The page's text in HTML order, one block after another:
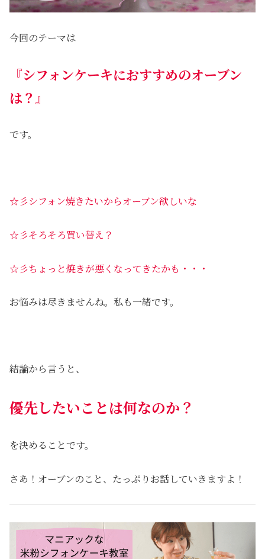
今回のテーマは
『シフォンケーキにおすすめのオーブン
は？』
です。
☆彡シフォン焼きたいからオーブン欲しいな
☆彡そろそろ買い替え？
☆彡ちょっと焼きが悪くなってきたかも・・・
お悩みは尽きませんね。私も一緒です。
結論から言うと、
優先したいことは何なのか ？
を決めることです。
さあ！オーブンのこと、たっぷりお話していきますよ！